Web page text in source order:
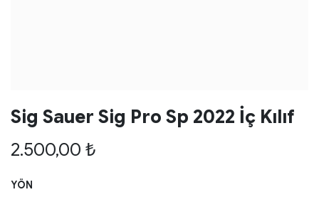
Sig Sauer Sig Pro Sp 2022 İç Kılıf
2.500,00 ₺
YÖN